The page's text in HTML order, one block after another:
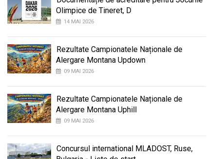
Olimpice de Tineret, D
14 MAI 2026
Rezultate Campionatele Naționale de
Alergare Montana Updown
09 MAI 2026
Rezultate Campionatele Naționale de
Alergare Montana Uphill
09 MAI 2026
Concursul international MLADOST, Ruse,